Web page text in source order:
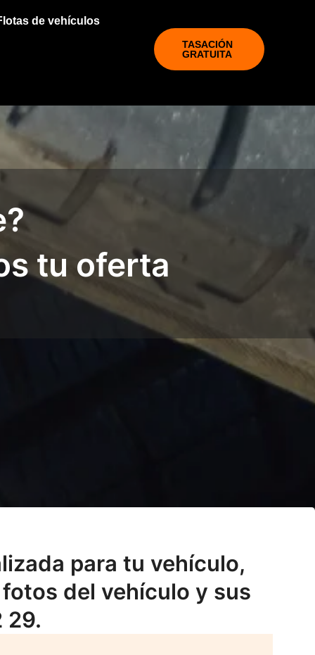
de vehículos
TASACIÓN
GRATUITA
tu oferta
para tu vehículo,
del vehículo y sus
29.